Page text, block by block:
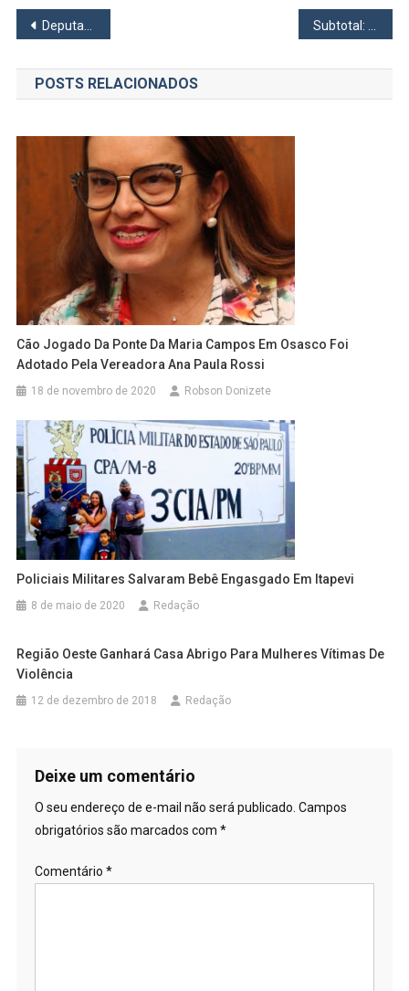
Navegação
de
Post
Deputados propõem Selo “RARO” para priorizar processos judiciais de pessoas com doenças raras Subtotal: A Banda de Osasco que Transcende Gêneros e Épocas
POSTS RELACIONADOS
Cão Jogado Da Ponte Da Maria Campos Em Osasco Foi
Adotado Pela Vereadora Ana Paula Rossi
18 de novembro de 2020 Robson Donizete
Policiais Militares Salvaram Bebê Engasgado Em Itapevi
8 de maio de 2020 Redação
Região Oeste Ganhará Casa Abrigo Para Mulheres Vítimas De
Violência
12 de dezembro de 2018 Redação
Deixe um comentário
O seu endereço de e-mail não será publicado. Campos
obrigatórios são marcados com *
Comentário *